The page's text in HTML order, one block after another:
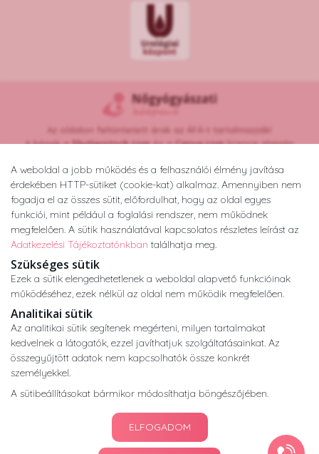
A weboldal a jobb működés és a felhasználói élmény javítása
érdekében HTTP-sütiket (cookie-kat) alkalmaz. Amennyiben nem
fogadja el az összes sütit, előfordulhat, hogy az oldal egyes
funkciói, mint például a foglalási rendszer, nem működnek
megfelelően. A sütik használatával kapcsolatos részletes leírást az
Adatkezelési Tájékoztatónkban találhatja meg.
Szükséges sütik
Ezek a sütik elengedhetetlenek a weboldal alapvető funkcióinak
működéséhez, ezek nélkül az oldal nem működik megfelelően.
Analitikai sütik
Az analitikai sütik segítenek megérteni, milyen tartalmakat
kedvelnek a látogatók, ezzel javíthatjuk szolgáltatásainkat. Az
összegyűjtött adatok nem kapcsolhatók össze konkrét
személyekkel.
A sütibeállításokat bármikor módosíthatja böngészőjében.
ELFOGADOM
Az oldalon feltüntetett árak az ÁFÁ-t tartalmazzák!
A képek aShutterstock.comés aCanva.comlicence alapján
Copyright © 2026 •nogyogyaszatikozpont.hu
Minden jog fenntartva.
Developed byAppon&György Nándor
Adatkezelési tájékoztató